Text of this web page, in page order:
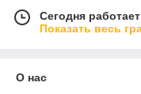
Сегодня
Показать весь
О нас